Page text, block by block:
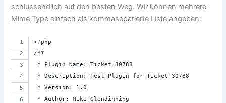
schlussendlich auf den besten Weg. Wir können mehrere
Mime Type einfach als kommaseparierte Liste angeben:
<?php
/**
* Plugin Name: Ticket 30788
* Description: Test Plugin for Ticket 30788
* Version: 1.0
* Author: Mike Glendinning